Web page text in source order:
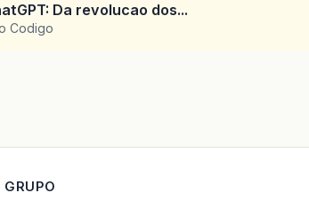
Da revolucao dos...
Codigo